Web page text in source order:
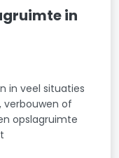
in
in veel situaties
verbouwen of
opslagruimte